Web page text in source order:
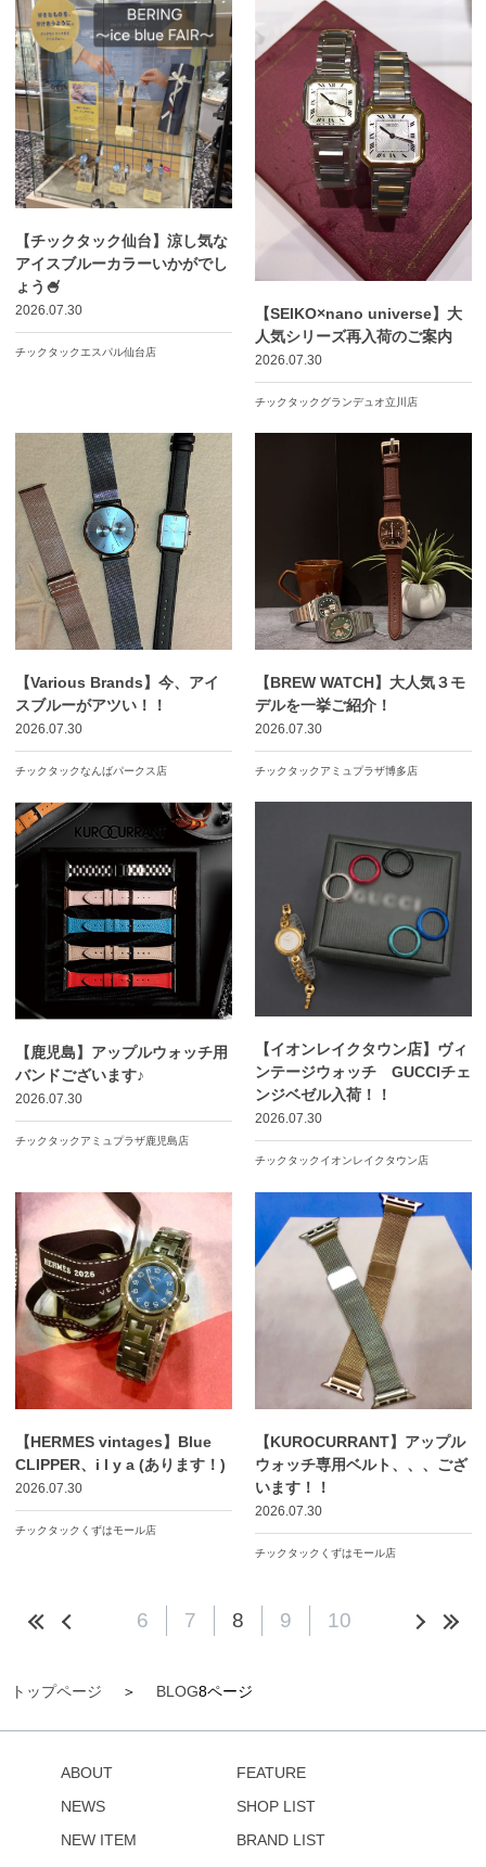
トップページ BLOG8ページ
【チックタック仙台】涼し気な
アイスブルーカラーいかがでし
ょう🍧
2026.07.30
チックタックエスパル仙台店
【SEIKO×nano universe】大
人気シリーズ再入荷のご案内
2026.07.30
チックタックグランデュオ立川店
【Various Brands】今、アイ
スブルーがアツい！！
2026.07.30
チックタックなんばパークス店
【BREW WATCH】大人気３モ
デルを一挙ご紹介！
2026.07.30
チックタックアミュプラザ博多店
【鹿児島】アップルウォッチ用
バンドございます♪
2026.07.30
チックタックアミュプラザ鹿児島店
【イオンレイクタウン店】ヴィ
ンテージウォッチ GUCCIチェ
ンジベゼル入荷！！
2026.07.30
チックタックイオンレイクタウン店
【HERMES vintages】Blue
CLIPPER、i l y a (あります！)
2026.07.30
チックタックくずはモール店
【KUROCURRANT】アップル
ウォッチ専用ベルト、、、ござ
います！！
2026.07.30
チックタックくずはモール店
6 7 8 9 10
ABOUT
NEWS
NEW ITEM
FEATURE
SHOP LIST
BRAND LIST